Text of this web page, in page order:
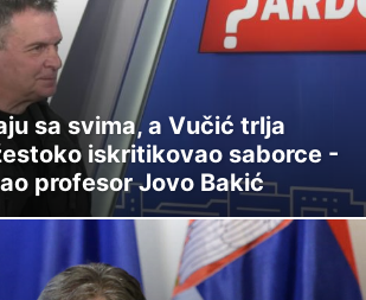
sa svima, a Vučić trlja
iskritikovao saborce -
profesor Jovo Bakić